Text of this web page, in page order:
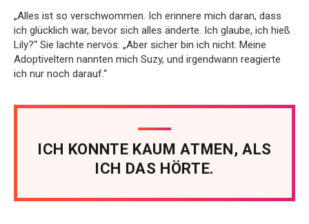
„Alles ist so verschwommen. Ich erinnere mich daran, dass
ich glücklich war, bevor sich alles änderte. Ich glaube, ich hieß
Lily?“ Sie lachte nervös. „Aber sicher bin ich nicht. Meine
Adoptiveltern nannten mich Suzy, und irgendwann reagierte
ich nur noch darauf.“
ICH KONNTE KAUM ATMEN, ALS
ICH DAS HÖRTE.